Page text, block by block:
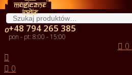
+48 794 265 385
pon - pt: 8:00 - 15:00
 0

 0